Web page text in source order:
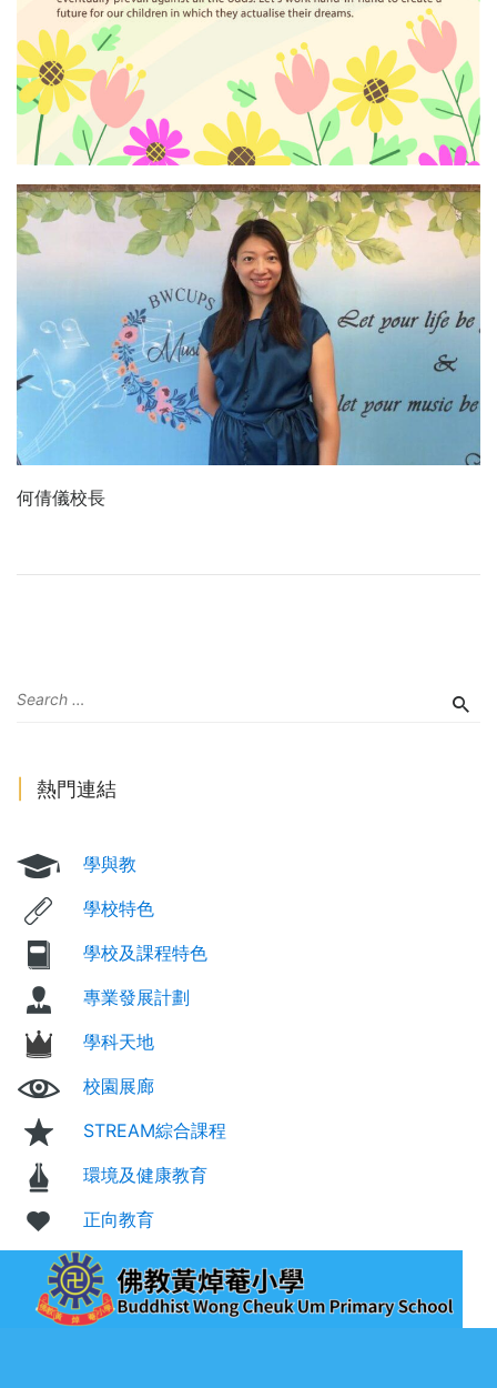
何倩儀校長
熱門連結
學與教
學校特色
學校及課程特色
專業發展計劃
學科天地
校園展廊
STREAM綜合課程
環境及健康教育
正向教育